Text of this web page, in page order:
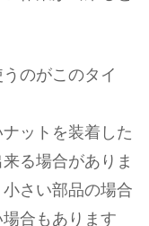
のがこのタイ
ットを装着した
る場合がありま
さい部品の場合
合もあります